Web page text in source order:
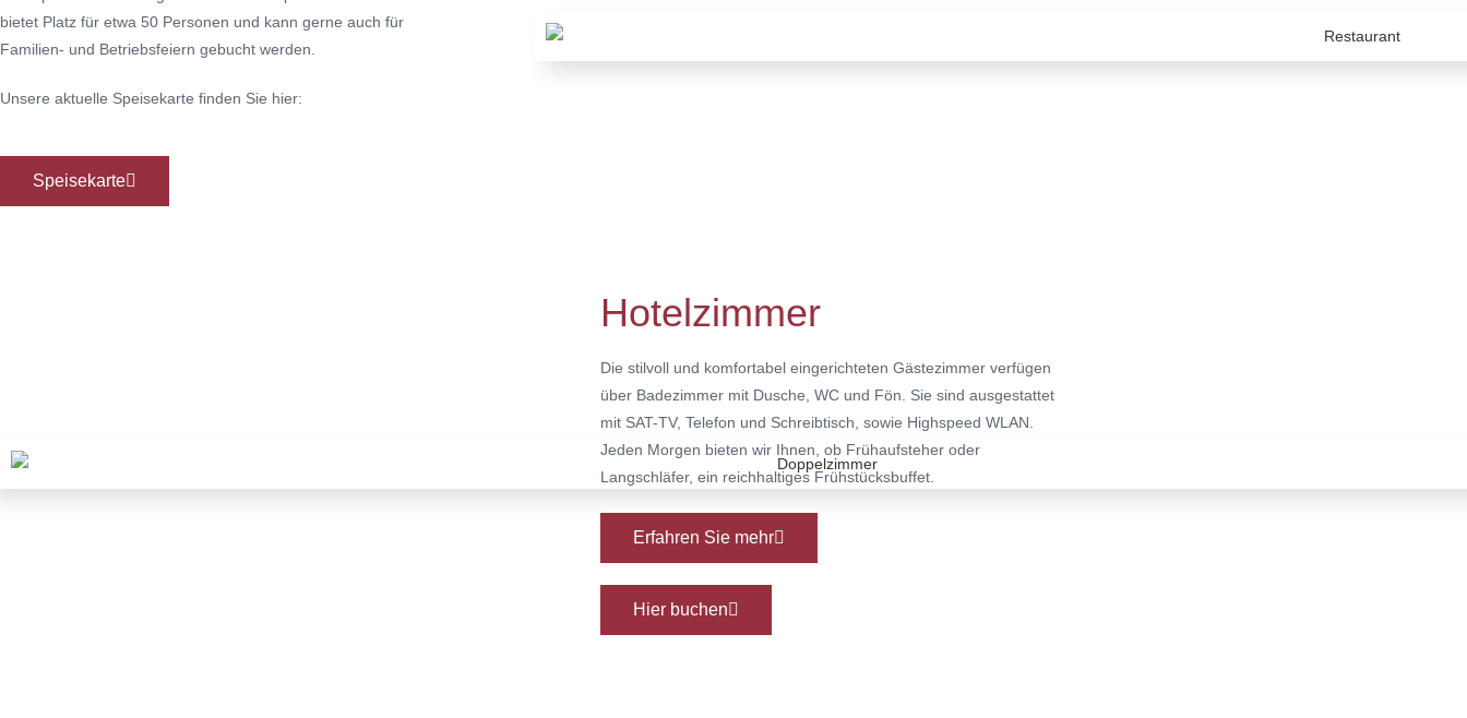
bietet Platz für etwa 50 Personen und kann gerne auch für
Familien- und Betriebsfeiern gebucht werden.
Unsere aktuelle Speisekarte finden Sie hier:
Speisekarte
Hotelzimmer
Die stilvoll und komfortabel eingerichteten Gästezimmer verfügen
über Badezimmer mit Dusche, WC und Fön. Sie sind ausgestattet
mit SAT-TV, Telefon und Schreibtisch, sowie Highspeed WLAN.
Jeden Morgen bieten wir Ihnen, ob Frühaufsteher oder
Langschläfer, ein reichhaltiges Frühstücksbuffet.
Erfahren Sie mehr
Hier buchen